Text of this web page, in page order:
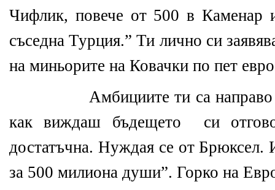
Чифлик, повече от 500 в Каменар
съседна Турция.” Ти лично си
на миньорите на Ковачки по пет
Амбициите ти са
как виждаш бъдещето
си
достатъчна. Нуждая се от Брюксел.
за 500 милиона души”. Горко на